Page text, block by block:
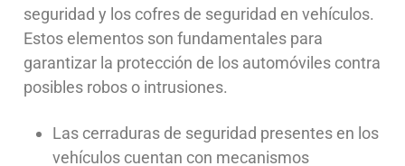
seguridad y los cofres de seguridad en vehículos.
Estos elementos son fundamentales para
garantizar la protección de los automóviles contra
posibles robos o intrusiones.
Las cerraduras de seguridad presentes en los
vehículos cuentan con mecanismos